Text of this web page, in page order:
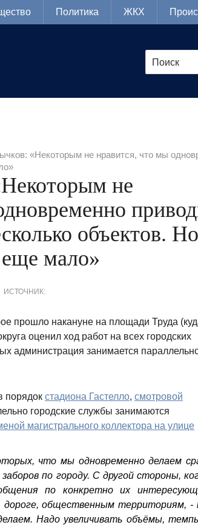
Политика ЖКХ
«Некоторым не нравится, что мы
не
объектов.
еще мало»
ИСТОЧНИК:
прошло накануне на площади Труда
оценил ход работ на всех городских
администрация занимается
порядок стадиона Гастелло, смотровой
городские службы занимаются
магистрального коллектора на улице
что мы одновременно делаем
по городу. С другой стороны,
по конкретно их
дороге, общественным территориям, -
Надо увеличивать объёмы,